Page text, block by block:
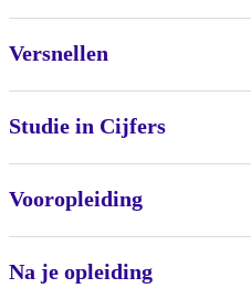
Versnellen
Studie in Cijfers
Vooropleiding
Na je opleiding